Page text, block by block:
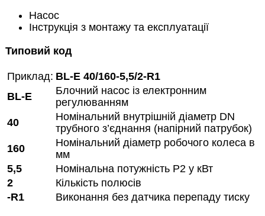
Насос
Інструкція з монтажу та експлуатації
Типовий код
Приклад: BL-E 40/160-5,5/2-R1
BL-E
Блочний насос із електронним
регулюванням
40
Номінальний внутрішній діаметр DN
трубного з’єднання (напірний патрубок)
160
Номінальний діаметр робочого колеса в
мм
5,5
Номінальна потужність Р2 у кВт
2
Кількість полюсів
-R1
Виконання без датчика перепаду тиску